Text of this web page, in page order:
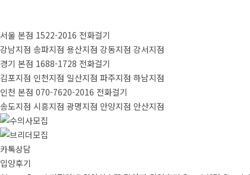
서울 본점 1522-2016 전화걸기
강남지점 송파지점 용산지점 강동지점 강서지점
경기 본점 1688-1728 전화걸기
김포지점 인천지점 일산지점 파주지점 하남지점
인천 본점 070-7620-2016 전화걸기
송도지점 시흥지점 광명지점 안양지점 안산지점
카톡상담
입양후기